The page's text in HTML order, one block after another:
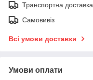
Транспортна доставка
Самовивіз
Всі умови доставки
Умови оплати